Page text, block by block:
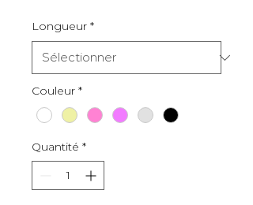
Longueur *
Couleur *
Quantité *